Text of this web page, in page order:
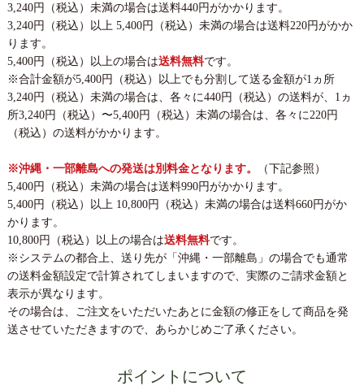
3,240円（税込）未満の場合は送料440円がかかります。
3,240円（税込）以上 5,400円（税込）未満の場合は送料220円がかか
ります。
5,400円（税込）以上の場合は送料無料です。
※合計金額が5,400円（税込）以上でも分割して送る金額が1ヵ所
3,240円（税込）未満の場合は、各々に440円（税込）の送料が、1ヵ
所3,240円（税込）〜5,400円（税込）未満の場合は、各々に220円
（税込）の送料がかかります。
※沖縄・一部離島への発送は別料金となります。
（下記参照）
5,400円（税込）未満の場合は送料990円がかかります。
5,400円（税込）以上 10,800円（税込）未満の場合は送料660円がか
かります。
10,800円（税込）以上の場合は送料無料です。
※システムの都合上、送り先が「沖縄・一部離島」の場合でも通常
の送料金額設定で計算されてしまいますので、実際のご請求金額と
表示が異なります。
その場合は、ご注文をいただいたあとに金額の修正をして商品を発
送させていただきますので、あらかじめご了承ください。
ポイントについて